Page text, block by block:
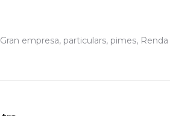
Gran empresa, particulars, pimes, Renda